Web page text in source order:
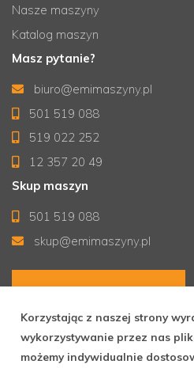
Nasze maszyny
Katalog maszyn
Masz pytanie?
biuro@emimaszyny.pl
501 519 088
519 022 252
12 357 20 49
Skup maszyn
501 519 088
skup@emimaszyny.pl
Formularz kontaktowy
Korzystając z naszej strony
wykorzystywanie przez nas
możemy indywidualnie